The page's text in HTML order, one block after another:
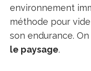
environnement
méthode pour
son endurance. On
le paysage.